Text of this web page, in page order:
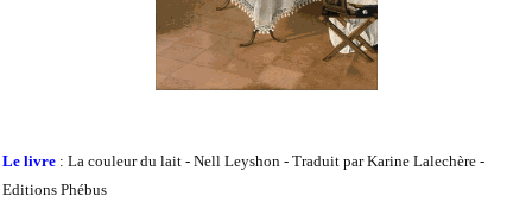
Le livre : La couleur du lait - Nell Leyshon - Traduit par Karine Lalechère -
Editions Phébus